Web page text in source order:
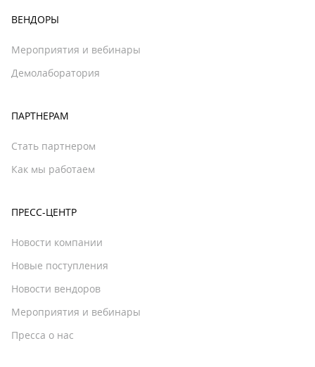
ВЕНДОРЫ
Мероприятия и вебинары
Демолаборатория
ПАРТНЕРАМ
Стать партнером
Как мы работаем
ПРЕСС-ЦЕНТР
Новости компании
Новые поступления
Новости вендоров
Мероприятия и вебинары
Пресса о нас